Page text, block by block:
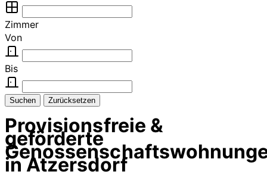
Zimmer
Von
Bis
Suchen Zurücksetzen
Provisionsfreie &
geförderte
in Atzersdorf